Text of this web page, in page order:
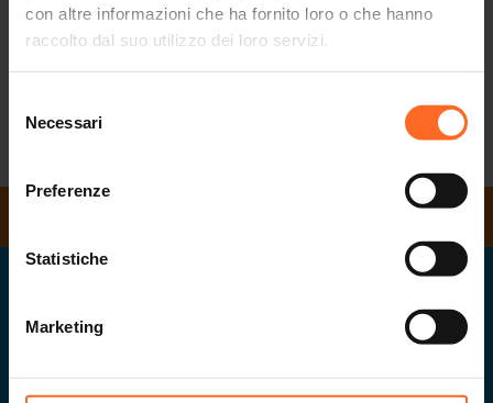
con altre informazioni che ha fornito loro o che hanno
raccolto dal suo utilizzo dei loro servizi.
delNecessari
Preferenze
Statistiche
Marketing
QUANDO?Sabato 15 ottobre 2022